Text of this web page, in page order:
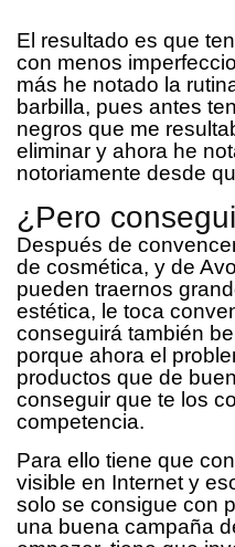
El resultado es que
con menos
más he notado la
barbilla, pues antes
negros que me
eliminar y ahora he
notoriamente desde
¿Pero
Después de
de cosmética, y de
pueden traernos
estética, le toca
conseguirá también
porque ahora el
productos que de
conseguir que te los
competencia.
Para ello tiene que
visible en Internet y
solo se consigue con
una buena campaña